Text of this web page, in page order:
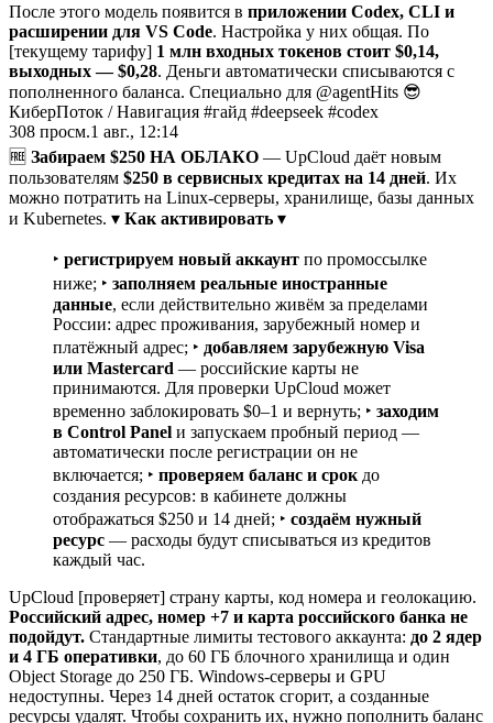
После этого модель появится в приложении Codex, CLI и
расширении для VS Code. Настройка у них общая. По
[текущему тарифу] 1 млн входных токенов стоит $0,14,
выходных — $0,28. Деньги автоматически списываются с
пополненного баланса. Специально для @agentHits 😎
КиберПоток / Навигация #гайд #deepseek #codex
308 просм.1 авг., 12:14
🆓 Забираем $250 НА ОБЛАКО — UpCloud даёт новым
пользователям $250 в сервисных кредитах на 14 дней. Их
можно потратить на Linux-серверы, хранилище, базы данных
и Kubernetes. ▾ Как активировать ▾
‣ регистрируем новый аккаунт по промоссылке
ниже; ‣ заполняем реальные иностранные
данные, если действительно живём за пределами
России: адрес проживания, зарубежный номер и
платёжный адрес; ‣ добавляем зарубежную Visa
или Mastercard — российские карты не
принимаются. Для проверки UpCloud может
временно заблокировать $0–1 и вернуть; ‣ заходим
в Control Panel и запускаем пробный период —
автоматически после регистрации он не
включается; ‣ проверяем баланс и срок до
создания ресурсов: в кабинете должны
отображаться $250 и 14 дней; ‣ создаём нужный
ресурс — расходы будут списываться из кредитов
каждый час.
UpCloud [проверяет] страну карты, код номера и геолокацию.
Российский адрес, номер +7 и карта российского банка не
подойдут. Стандартные лимиты тестового аккаунта: до 2 ядер
и 4 ГБ оперативки, до 60 ГБ блочного хранилища и один
Object Storage до 250 ГБ. Windows-серверы и GPU
недоступны. Через 14 дней остаток сгорит, а созданные
ресурсы удалят. Чтобы сохранить их, нужно пополнить баланс